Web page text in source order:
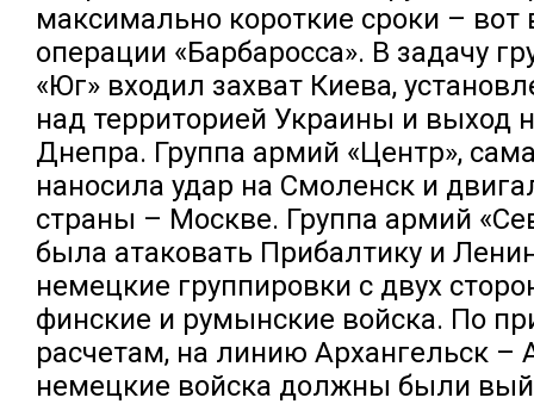
максимально короткие сроки – вот
операции «Барбаросса». В задачу
«Юг» входил захват Киева,
над территорией Украины и выход
Днепра. Группа армий «Центр»,
наносила удар на Смоленск и
страны – Москве. Группа армий
была атаковать Прибалтику и
немецкие группировки с двух
финские и румынские войска. По
расчетам, на линию Архангельск –
немецкие войска должны были